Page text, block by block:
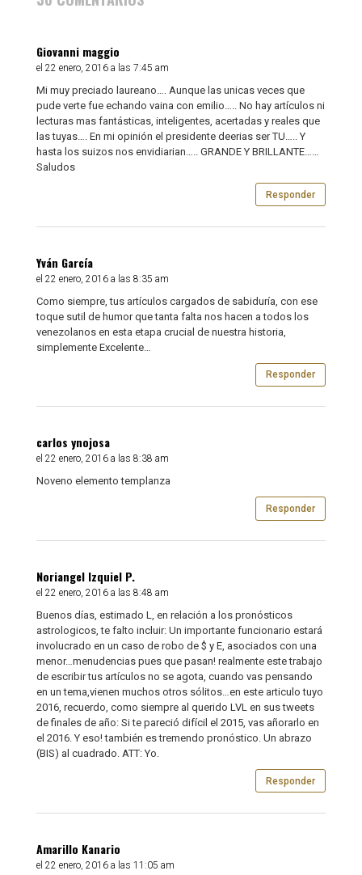
Giovanni maggio
el 22 enero, 2016 a las 7:45 am
Mi muy preciado laureano…. Aunque las unicas veces que
pude verte fue echando vaina con emilio….. No hay artículos ni
lecturas mas fantásticas, inteligentes, acertadas y reales que
las tuyas…. En mi opinión el presidente deerias ser TU….. Y
hasta los suizos nos envidiarian….. GRANDE Y BRILLANTE……
Saludos
Responder
Yván García
el 22 enero, 2016 a las 8:35 am
Como siempre, tus artículos cargados de sabiduría, con ese
toque sutil de humor que tanta falta nos hacen a todos los
venezolanos en esta etapa crucial de nuestra historia,
simplemente Excelente…
Responder
carlos ynojosa
el 22 enero, 2016 a las 8:38 am
Noveno elemento templanza
Responder
Noriangel Izquiel P.
el 22 enero, 2016 a las 8:48 am
Buenos días, estimado L, en relación a los pronósticos
astrologicos, te falto incluir: Un importante funcionario estará
involucrado en un caso de robo de $ y E, asociados con una
menor…menudencias pues que pasan! realmente este trabajo
de escribir tus artículos no se agota, cuando vas pensando
en un tema,vienen muchos otros sólitos…en este articulo tuyo
2016, recuerdo, como siempre al querido LVL en sus tweets
de finales de año: Si te pareció difícil el 2015, vas añorarlo en
el 2016. Y eso! también es tremendo pronóstico. Un abrazo
(BIS) al cuadrado. ATT: Yo.
Responder
Amarillo Kanario
el 22 enero, 2016 a las 11:05 am